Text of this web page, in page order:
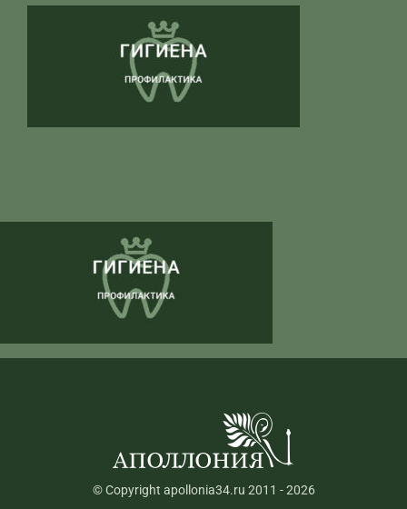
© Copyright apollonia34.ru 2011 - 2026